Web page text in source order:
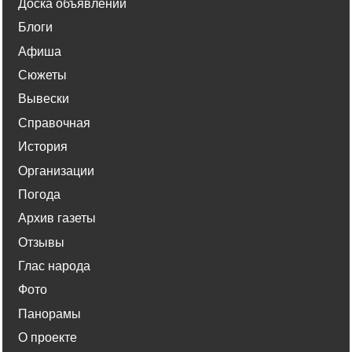
Доска объявлений
Блоги
Афиша
Сюжеты
Вывески
Справочная
История
Организации
Погода
Архив газеты
Отзывы
Глас народа
Фото
Панорамы
О проекте